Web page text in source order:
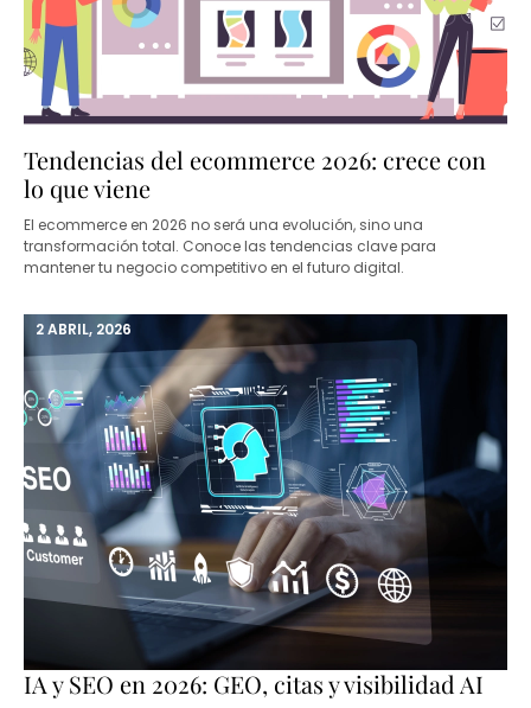
Tendencias del ecommerce 2026: crece con
lo que viene
El ecommerce en 2026 no será una evolución, sino una
transformación total. Conoce las tendencias clave para
mantener tu negocio competitivo en el futuro digital.
2 ABRIL, 2026
IA y SEO en 2026: GEO, citas y visibilidad AI